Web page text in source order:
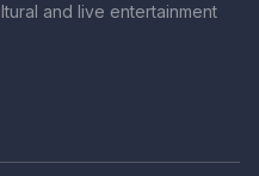
and live entertainment